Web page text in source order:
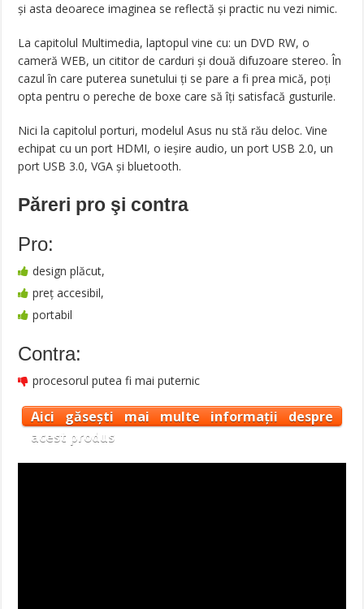
și asta deoarece imaginea se reflectă și practic nu vezi nimic.
La capitolul Multimedia, laptopul vine cu: un DVD RW, o
cameră WEB, un cititor de carduri și două difuzoare stereo. În
cazul în care puterea sunetului ți se pare a fi prea mică, poți
opta pentru o pereche de boxe care să îți satisfacă gusturile.
Nici la capitolul porturi, modelul Asus nu stă rău deloc. Vine
echipat cu un port HDMI, o ieșire audio, un port USB 2.0, un
port USB 3.0, VGA și bluetooth.
Păreri pro şi contra
Pro:
design plăcut,
preț accesibil,
portabil
Contra:
procesorul putea fi mai puternic
Aici găsești mai multe informații despre
acest produs